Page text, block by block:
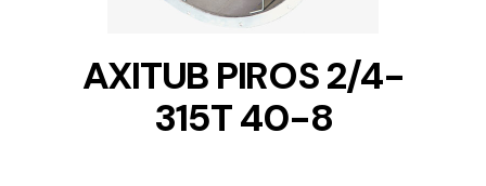
AXITUB PIROS 2/4-
315T 40-8